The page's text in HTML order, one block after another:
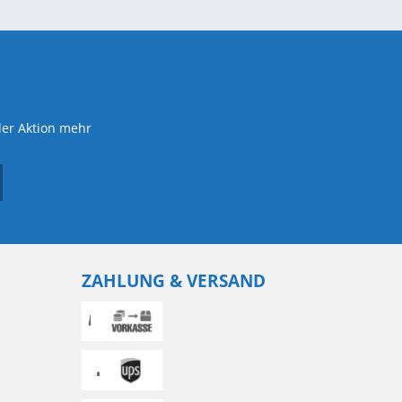
Aktion mehr
ZAHLUNG & VERSAND